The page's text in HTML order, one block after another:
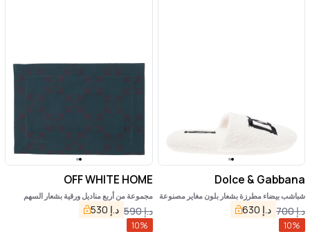
Dolce & Gabbana
شباشب بيضاء مطرزة بشعار بلون مغاير مصنوعة
من قطن تيري للمنزلد.إ700 د.إ 630
10%
OFF WHITE HOME
مجموعة من أربع مناديل ورقية بشعار السهم
(جاكار) من أوف وايت هوم آرود.إ590 د.إ 530
10%